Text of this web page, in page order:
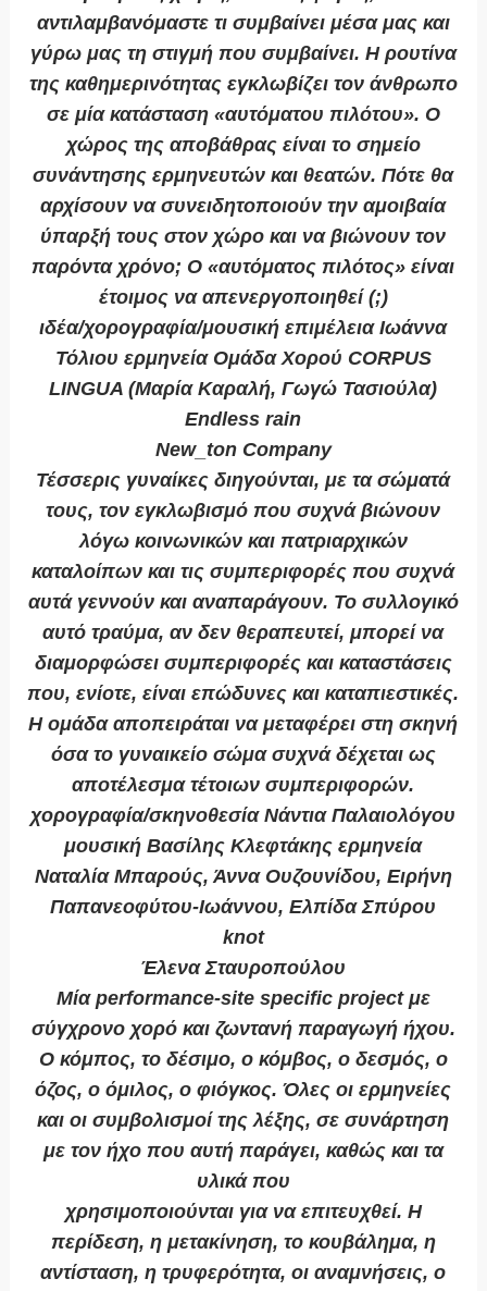
αντιλαμβανόμαστε τι συμβαίνει μέσα μας και
γύρω μας τη στιγμή που συμβαίνει. Η ρουτίνα
της καθημερινότητας εγκλωβίζει τον άνθρωπο
σε μία κατάσταση «αυτόματου πιλότου». Ο
χώρος της αποβάθρας είναι το σημείο
συνάντησης ερμηνευτών και θεατών. Πότε θα
αρχίσουν να συνειδητοποιούν την αμοιβαία
ύπαρξή τους στον χώρο και να βιώνουν τον
παρόντα χρόνο; Ο «αυτόματος πιλότος» είναι
έτοιμος να απενεργοποιηθεί (;)
ιδέα/χορογραφία/μουσική επιμέλεια Ιωάννα
Τόλιου ερμηνεία Ομάδα Χορού CORPUS
LINGUA (Μαρία Καραλή, Γωγώ Τασιούλα)
Endless rain
New_ton Company
Τέσσερις γυναίκες διηγούνται, με τα σώματά
τους, τον εγκλωβισμό που συχνά βιώνουν
λόγω κοινωνικών και πατριαρχικών
καταλοίπων και τις συμπεριφορές που συχνά
αυτά γεννούν και αναπαράγουν. Το συλλογικό
αυτό τραύμα, αν δεν θεραπευτεί, μπορεί να
διαμορφώσει συμπεριφορές και καταστάσεις
που, ενίοτε, είναι επώδυνες και καταπιεστικές.
Η ομάδα αποπειράται να μεταφέρει στη σκηνή
όσα το γυναικείο σώμα συχνά δέχεται ως
αποτέλεσμα τέτοιων συμπεριφορών.
χορογραφία/σκηνοθεσία Νάντια Παλαιολόγου
μουσική Βασίλης Κλεφτάκης ερμηνεία
Ναταλία Μπαρούς, Άννα Ουζουνίδου, Ειρήνη
Παπανεοφύτου-Ιωάννου, Ελπίδα Σπύρου
knot
Έλενα Σταυροπούλου
Mία performance-site specific project με
σύγχρονο χορό και ζωντανή παραγωγή ήχου.
Ο κόμπος, το δέσιμο, ο κόμβος, ο δεσμός, ο
όζος, ο όμιλος, ο φιόγκος. Όλες οι ερμηνείες
και οι συμβολισμοί της λέξης, σε συνάρτηση
με τον ήχο που αυτή παράγει, καθώς και τα
υλικά που
χρησιμοποιούνται για να επιτευχθεί. Η
περίδεση, η μετακίνηση, το κουβάλημα, η
αντίσταση, η τρυφερότητα, οι αναμνήσεις, ο